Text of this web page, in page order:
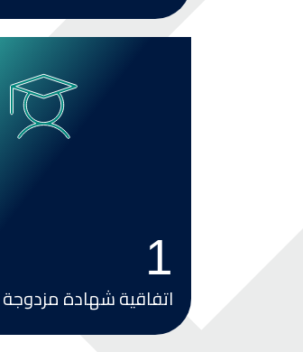
Image
1
اتفاقية شهادة مزدوجة